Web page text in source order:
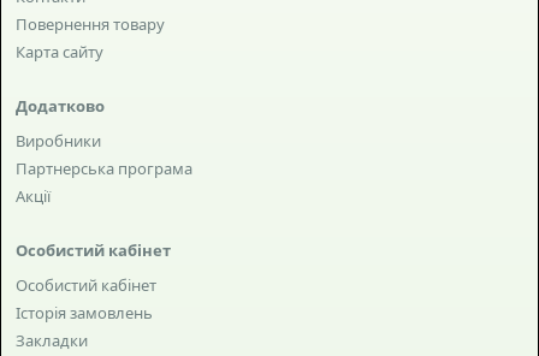
Повернення товару
Карта сайту
Додатково
Виробники
Партнерська програма
Акції
Особистий кабінет
Особистий кабінет
Історія замовлень
Закладки